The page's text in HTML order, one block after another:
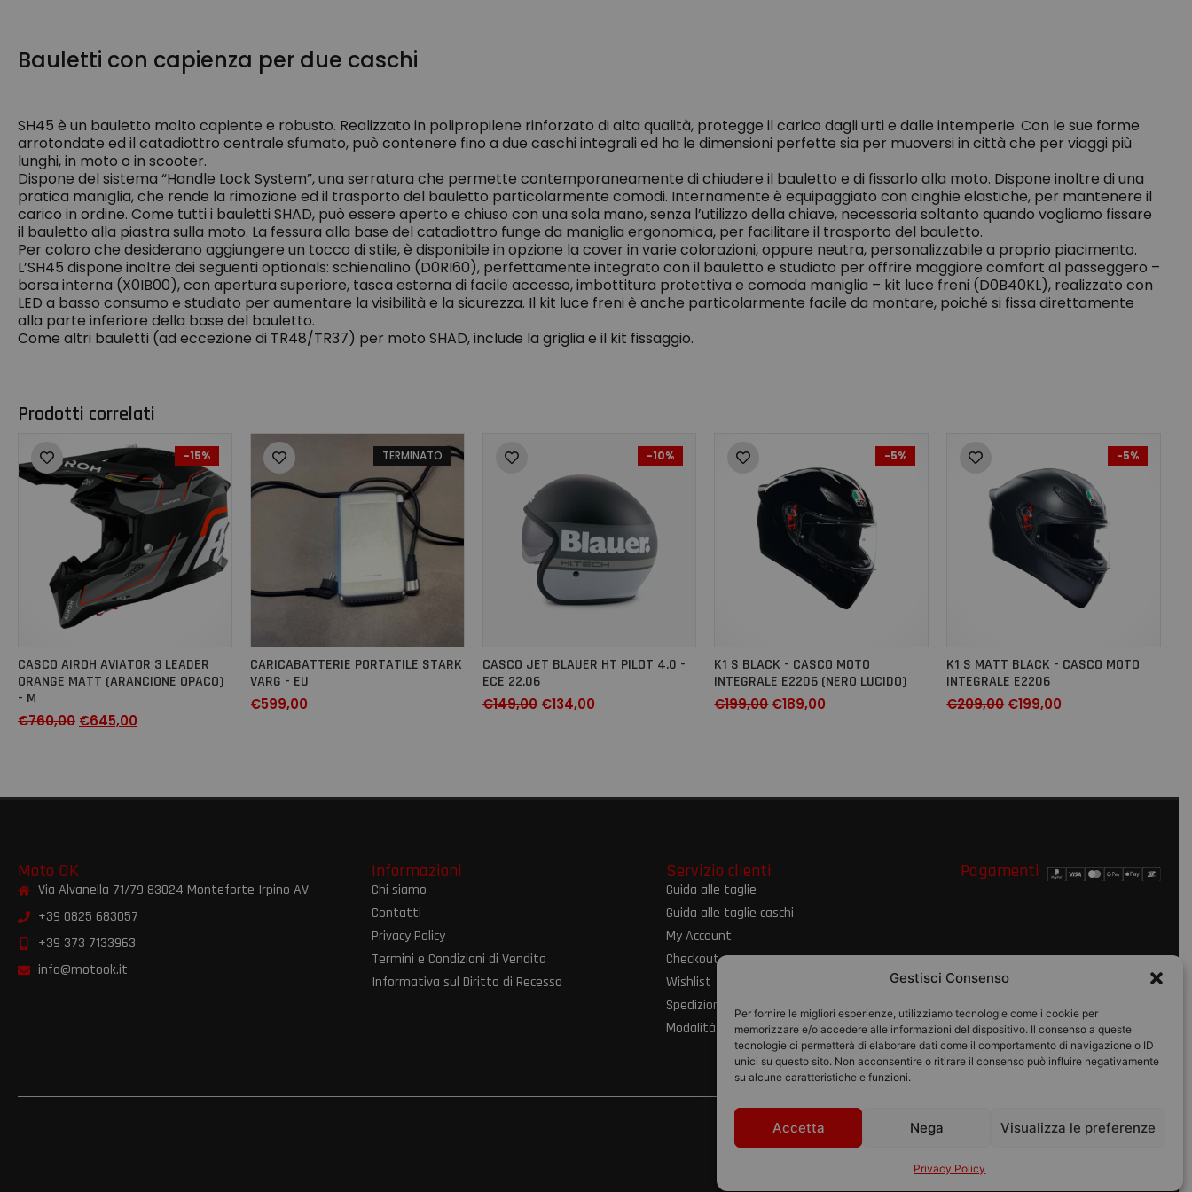
Gestisci Consenso
Per fornire le migliori esperienze, utilizziamo tecnologie come i cookie per
memorizzare e/o accedere alle informazioni del dispositivo. Il consenso a queste
tecnologie ci permetterà di elaborare dati come il comportamento di navigazione o ID
unici su questo sito. Non acconsentire o ritirare il consenso può influire negativamente
su alcune caratteristiche e funzioni.
Accetta Nega Visualizza le preferenze
Privacy Policy
Bauletti con capienza per due caschi
SH45 è un bauletto molto capiente e robusto. Realizzato in polipropilene rinforzato di alta qualità, protegge il carico dagli urti e dalle intemperie. Con le sue forme
arrotondate ed il catadiottro centrale sfumato, può contenere fino a due caschi integrali ed ha le dimensioni perfette sia per muoversi in città che per viaggi più
lunghi, in moto o in scooter.
Dispone del sistema “Handle Lock System”, una serratura che permette contemporaneamente di chiudere il bauletto e di fissarlo alla moto. Dispone inoltre di una
pratica maniglia, che rende la rimozione ed il trasporto del bauletto particolarmente comodi. Internamente è equipaggiato con cinghie elastiche, per mantenere il
carico in ordine. Come tutti i bauletti SHAD, può essere aperto e chiuso con una sola mano, senza l’utilizzo della chiave, necessaria soltanto quando vogliamo fissare
il bauletto alla piastra sulla moto. La fessura alla base del catadiottro funge da maniglia ergonomica, per facilitare il trasporto del bauletto.
Per coloro che desiderano aggiungere un tocco di stile, è disponibile in opzione la cover in varie colorazioni, oppure neutra, personalizzabile a proprio piacimento.
L’SH45 dispone inoltre dei seguenti optionals: schienalino (D0RI60), perfettamente integrato con il bauletto e studiato per offrire maggiore comfort al passeggero –
borsa interna (X0IB00), con apertura superiore, tasca esterna di facile accesso, imbottitura protettiva e comoda maniglia – kit luce freni (D0B40KL), realizzato con
LED a basso consumo e studiato per aumentare la visibilità e la sicurezza. Il kit luce freni è anche particolarmente facile da montare, poiché si fissa direttamente
alla parte inferiore della base del bauletto.
Come altri bauletti (ad eccezione di TR48/TR37) per moto SHAD, include la griglia e il kit fissaggio.
Prodotti correlati
-15%
CASCO AIROH AVIATOR 3 LEADER
ORANGE MATT (ARANCIONE OPACO)
- M
€760,00 €645,00
TERMINATO
CARICABATTERIE PORTATILE STARK
VARG - EU
€599,00
-10%
CASCO JET BLAUER HT PILOT 4.0 -
ECE 22.06
€149,00 €134,00
-5%
K1 S BLACK - CASCO MOTO
INTEGRALE E2206 (NERO LUCIDO)
€199,00 €189,00
-5%
K1 S MATT BLACK - CASCO MOTO
INTEGRALE E2206
€209,00 €199,00
Moto OK
Via Alvanella 71/79 83024 Monteforte Irpino AV
+39 0825 683057
+39 373 7133963
info@motook.it
Informazioni
Chi siamo
Contatti
Privacy Policy
Termini e Condizioni di Vendita
Informativa sul Diritto di Recesso
Servizio clienti
Guida alle taglie
Guida alle taglie caschi
My Account
Checkout
Wishlist
Spedizioni e resi
Modalità di pagamento
Pagamenti
01895280434